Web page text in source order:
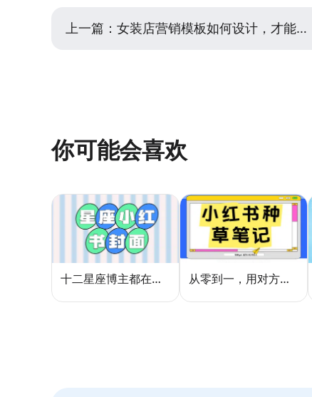
上一篇： 女装店营销模板如何设计，才能高效传递品牌风格与上新信息
你可能会喜欢
十二星座博主都在用的封面密码，星座小红书封面标题这样写才吸睛 从零到一，用对方法让小红书种草笔记的流量自己找上门